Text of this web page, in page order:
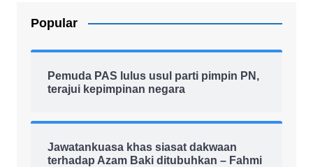
Popular
Pemuda PAS lulus usul parti pimpin PN,
terajui kepimpinan negara
Jawatankuasa khas siasat dakwaan
terhadap Azam Baki ditubuhkan – Fahmi